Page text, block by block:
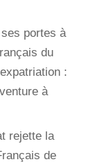
portes à
du
:
à
rejette la
de